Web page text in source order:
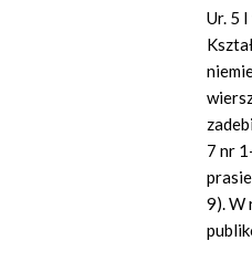
Ur. 5
7 nr
9). W